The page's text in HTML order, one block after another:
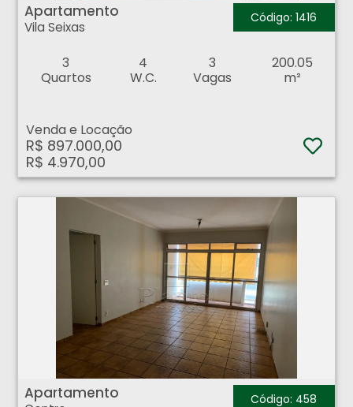
Apartamento
Vila Seixas
Código: 1416
3
Quartos
4
W.C.
3
Vagas
200.05
m²
Venda e Locação
R$ 897.000,00
R$ 4.970,00
Apartamento - Centro - Ribeirão Preto
Apartamento Código: 458